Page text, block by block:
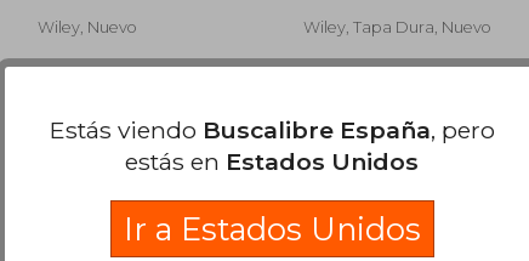
Wiley, Nuevo Wiley, Tapa Dura, Nuevo
Estás viendo Buscalibre España, pero
estás en Estados Unidos
Ir a Estados Unidos